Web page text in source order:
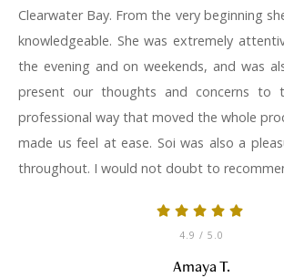
Clearwater Bay. From the very beginning
knowledgeable. She was extremely
the evening and on weekends, and was
present our thoughts and concerns to
professional way that moved the whole
made us feel at ease. Soi was also a
throughout. I would not doubt to
4.9 / 5.0
Amaya T.